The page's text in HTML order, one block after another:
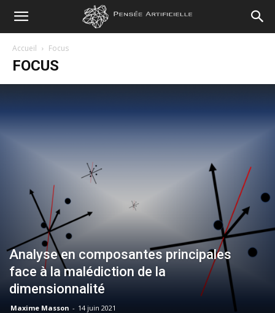
Pensée
Artificielle
Accueil Focus
FOCUS
Analyse en composantes principales
face à la malédiction de la
dimensionnalité
Maxime Masson - 14 juin 2021